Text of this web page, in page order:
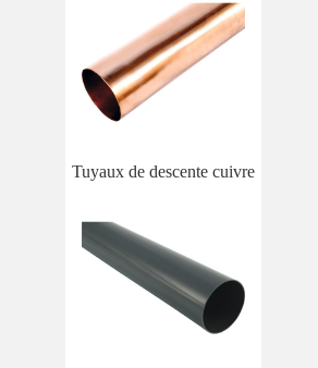
Tuyaux de descente cuivre